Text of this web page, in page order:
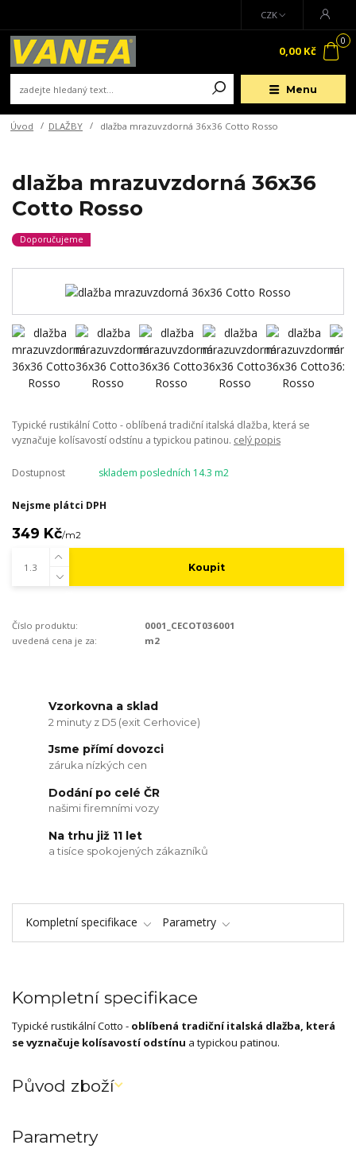
Menu
CZK
0
0,00 Kč
Úvod DLAŽBY dlažba mrazuvzdorná 36x36 Cotto Rosso
dlažba mrazuvzdorná 36x36
Cotto Rosso
Doporučujeme
Typické rustikální Cotto - oblíbená tradiční italská dlažba, která se
vyznačuje kolísavostí odstínu a typickou patinou. celý popis
Dostupnost skladem posledních 14.3 m2
Nejsme plátci DPH
349 Kč/m2
Koupit
Číslo produktu:
0001_CECOT036001
uvedená cena je za:
m2
Vzorkovna a sklad
2 minuty z D5 (exit Cerhovice)
Jsme přímí dovozci
záruka nízkých cen
Dodání po celé ČR
našimi firemními vozy
Na trhu již 11 let
a tisíce spokojených zákazníků
Kompletní specifikace Parametry
Kompletní specifikace
Typické rustikální Cotto - oblíbená tradiční italská dlažba, která
se vyznačuje kolísavostí odstínu a typickou patinou.
Původ zboží
Parametry